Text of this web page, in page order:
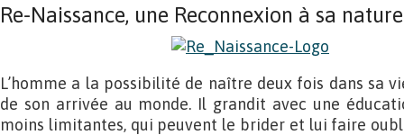
Re-Naissance, une Reconnexion à sa
L’homme a la possibilité de naître deux fois dans sa
de son arrivée au monde. Il grandit avec une
moins limitantes, qui peuvent le brider et lui faire